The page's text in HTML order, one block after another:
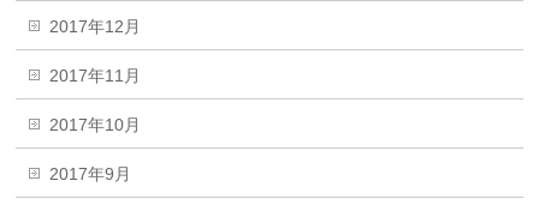
2017年12月
2017年11月
2017年10月
2017年9月